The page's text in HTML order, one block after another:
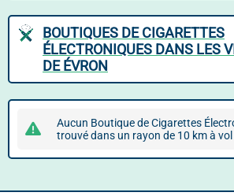
BOUTIQUES DE CIGARETTES
ÉLECTRONIQUES DANS LES
DE ÉVRON
Aucun Boutique de Cigarettes
trouvé dans un rayon de 10 km à